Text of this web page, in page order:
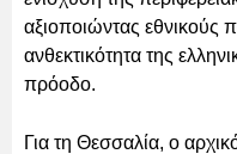
αξιοποιώντας εθνικούς
ανθεκτικότητα της
πρόοδο.
Για τη Θεσσαλία, ο